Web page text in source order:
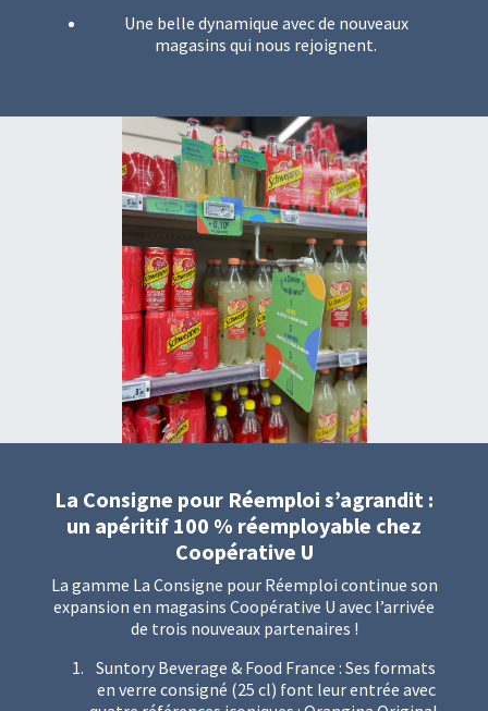
Une belle dynamique avec de nouveaux
magasins qui nous rejoignent.
La Consigne pour Réemploi s’agrandit :
un apéritif 100 % réemployable chez
Coopérative U
La gamme La Consigne pour Réemploi continue son
expansion en magasins Coopérative U avec l’arrivée
de trois nouveaux partenaires !
Suntory Beverage & Food France : Ses formats
en verre consigné (25 cl) font leur entrée avec